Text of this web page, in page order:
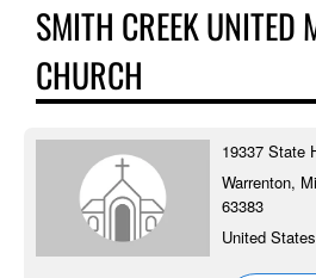
SMITH CREEK UNITED
CHURCH
Warrenton,
63383
United States